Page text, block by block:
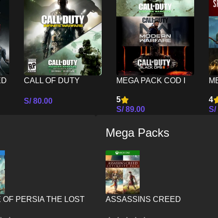
CALL OF DUTY
LEGACY EDITION
S/80.00
MEGA PACK COD I
5
S/89.00
4
S/
OF PERSIA THE LOST
Mega Packs
ASSASSINS CREED